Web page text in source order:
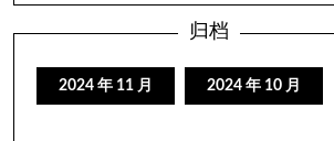
归档
2024 年 11 月 2024 年 10 月